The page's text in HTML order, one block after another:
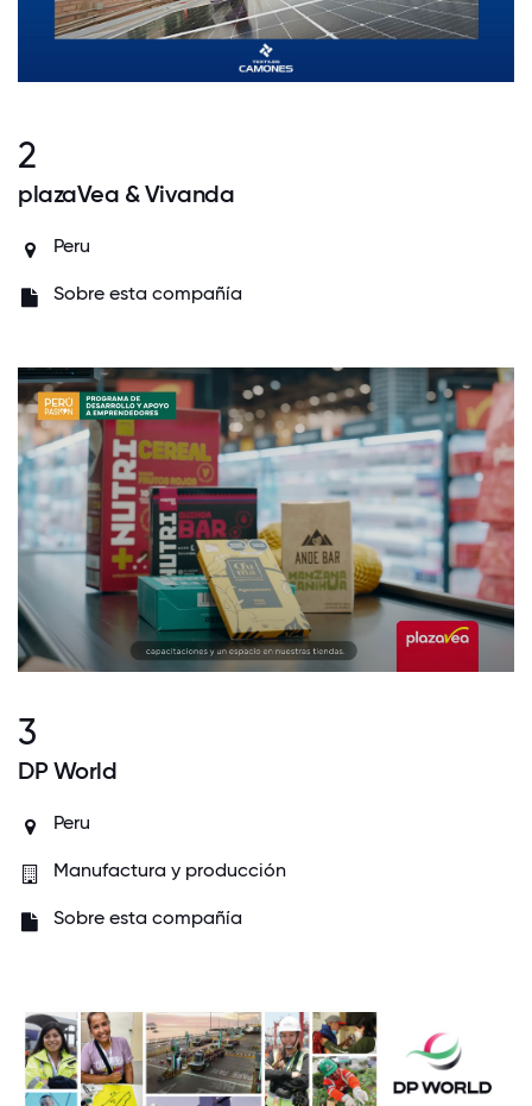
2
plazaVea & Vivanda
Peru
Sobre esta compañía
3
DP World
Peru
Manufactura y producción
Sobre esta compañía